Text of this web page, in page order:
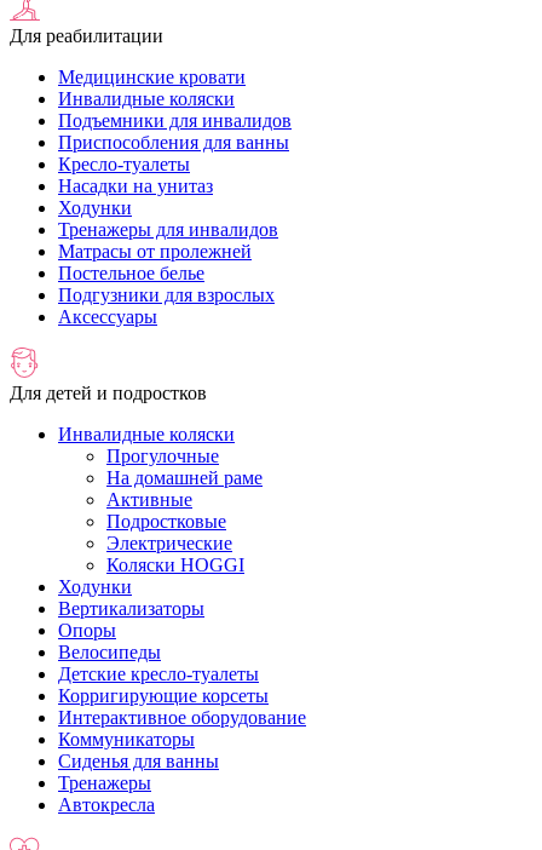
Для реабилитации
Медицинские кровати
Инвалидные коляски
Подъемники для инвалидов
Приспособления для ванны
Кресло-туалеты
Насадки на унитаз
Ходунки
Тренажеры для инвалидов
Матрасы от пролежней
Постельное белье
Подгузники для взрослых
Аксессуары
Для детей и подростков
Инвалидные коляски
Прогулочные
На домашней раме
Активные
Подростковые
Электрические
Коляски HOGGI
Ходунки
Вертикализаторы
Опоры
Велосипеды
Детские кресло-туалеты
Корригирующие корсеты
Интерактивное оборудование
Коммуникаторы
Сиденья для ванны
Тренажеры
Автокресла